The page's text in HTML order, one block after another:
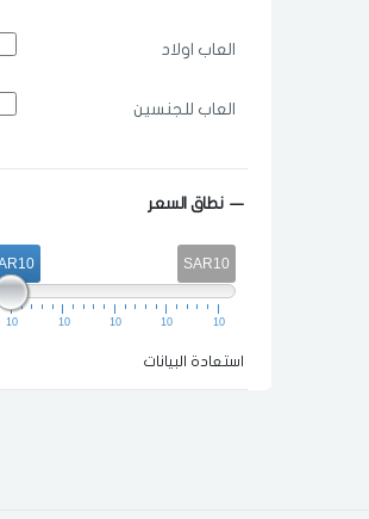
العاب اولاد
العاب للجنسين
نطاق السعر
SAR10
10 10 10 10 10
استعادة البيانات